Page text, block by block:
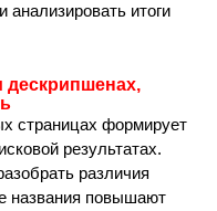
анализировать итоги
дескрипшенах,
страницах формирует
результатах.
различия
названия повышают